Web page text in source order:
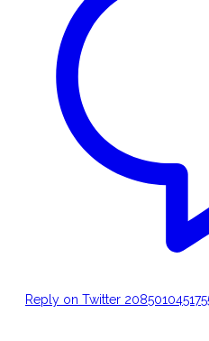
Reply on Twitter